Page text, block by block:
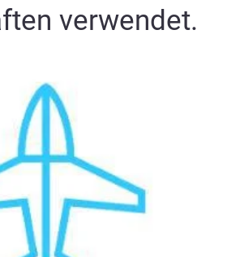
verwendet.